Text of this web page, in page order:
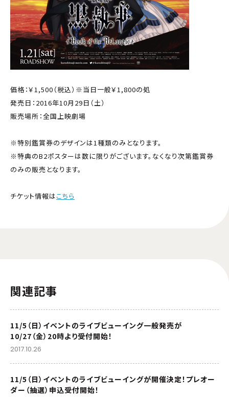
価格：￥1,500（税込）※当日一般￥1,800の処
発売日：2016年10月29日（土）
販売場所：全国上映劇場
※特別鑑賞券のデザインは1種類のみとなります。
※特典のB2ポスターは数に限りがございます。なくなり次第鑑賞券
のみの販売となります。
チケット情報はこちら
関連記事
11/5（日）イベントのライブビューイング一般発売が
10/27（金）20時より受付開始！
2017.10.26
11/5（日）イベントのライブビューイングが開催決定！プレオー
ダー（抽選）申込受付開始！